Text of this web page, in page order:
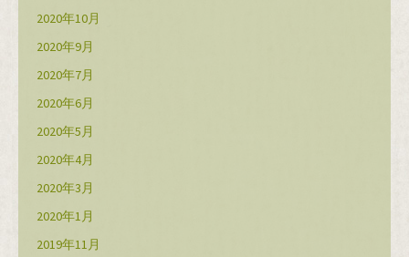
2020年10月
2020年9月
2020年7月
2020年6月
2020年5月
2020年4月
2020年3月
2020年1月
2019年11月